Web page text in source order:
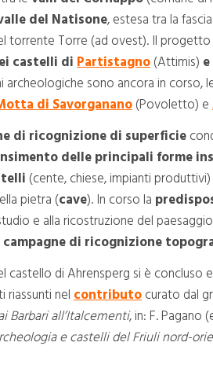
del Natisone, estesa tra la
torrente Torre (ad ovest). Il
castelli di Partistagno (Attimis) e
archeologiche sono ancora in corso,
di Savorganano (Povoletto) e
di ricognizione di superficie
delle principali forme
(cente, chiese, impianti
pietra (cave). In corso la
e alla ricostruzione del
di ricognizione
di Ahrensperg si è concluso
riassunti nel contributo curato dal
Barbari all’Italcementi, in: F. Pagano
e castelli del Friuli nord-